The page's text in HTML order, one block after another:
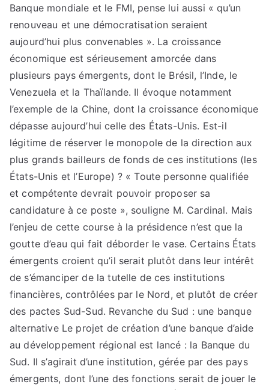
Banque mondiale et le FMI, pense lui aussi « qu’un
renouveau et une démocratisation seraient
aujourd’hui plus convenables ». La croissance
économique est sérieusement amorcée dans
plusieurs pays émergents, dont le Brésil, l’Inde, le
Venezuela et la Thaïlande. Il évoque notamment
l’exemple de la Chine, dont la croissance économique
dépasse aujourd’hui celle des États-Unis. Est-il
légitime de réserver le monopole de la direction aux
plus grands bailleurs de fonds de ces institutions (les
États-Unis et l’Europe) ? « Toute personne qualifiée
et compétente devrait pouvoir proposer sa
candidature à ce poste », souligne M. Cardinal. Mais
l’enjeu de cette course à la présidence n’est que la
goutte d’eau qui fait déborder le vase. Certains États
émergents croient qu’il serait plutôt dans leur intérêt
de s’émanciper de la tutelle de ces institutions
financières, contrôlées par le Nord, et plutôt de créer
des pactes Sud-Sud. Revanche du Sud : une banque
alternative Le projet de création d’une banque d’aide
au développement régional est lancé : la Banque du
Sud. Il s’agirait d’une institution, gérée par des pays
émergents, dont l’une des fonctions serait de jouer le